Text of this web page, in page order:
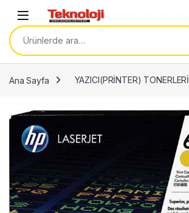
Skip to navigation
Ara:
Ana Sayfa YAZICI(PRİNTER) TONERLERİ